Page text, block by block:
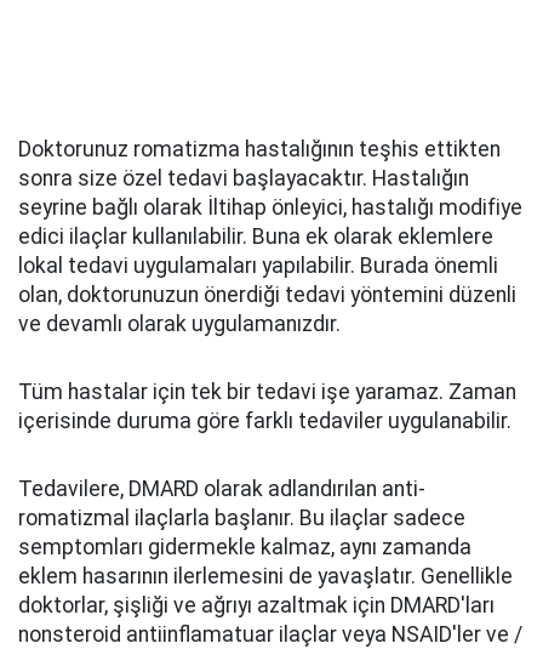
Doktorunuz romatizma hastalığının teşhis ettikten
sonra size özel tedavi başlayacaktır. Hastalığın
seyrine bağlı olarak İltihap önleyici, hastalığı modifiye
edici ilaçlar kullanılabilir. Buna ek olarak eklemlere
lokal tedavi uygulamaları yapılabilir. Burada önemli
olan, doktorunuzun önerdiği tedavi yöntemini düzenli
ve devamlı olarak uygulamanızdır.
Tüm hastalar için tek bir tedavi işe yaramaz. Zaman
içerisinde duruma göre farklı tedaviler uygulanabilir.
Tedavilere, DMARD olarak adlandırılan anti-
romatizmal ilaçlarla başlanır. Bu ilaçlar sadece
semptomları gidermekle kalmaz, aynı zamanda
eklem hasarının ilerlemesini de yavaşlatır. Genellikle
doktorlar, şişliği ve ağrıyı azaltmak için DMARD'ları
nonsteroid antiinflamatuar ilaçlar veya NSAID'ler ve /